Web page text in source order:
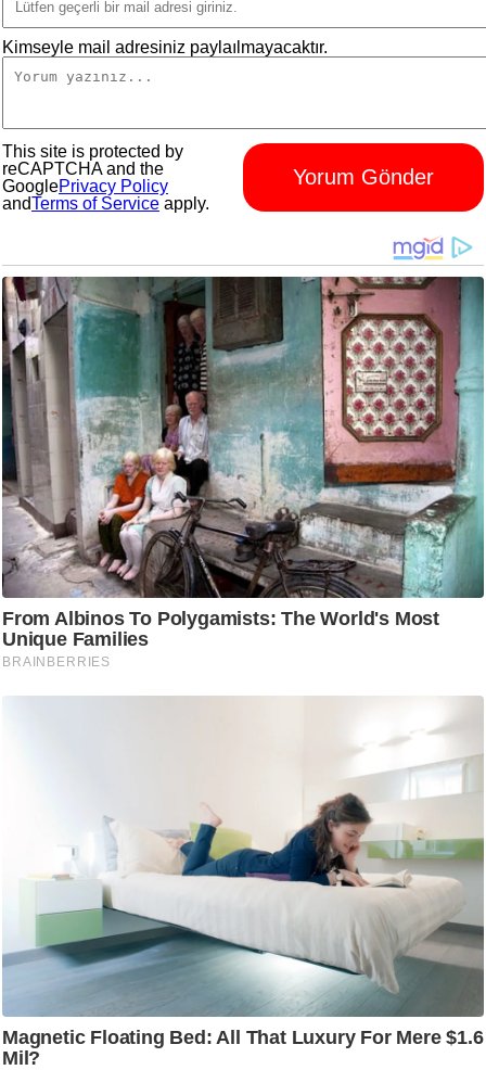
Kimseyle mail adresiniz paylaılmayacaktır.
Yorum Gönder
This site is protected by
reCAPTCHA and the
GooglePrivacy Policy
andTerms of Service apply.